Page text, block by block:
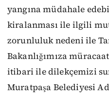
yangına müdahale
kiralanması ile ilgili
zorunluluk nedeni ile
Bakanlığımıza
itibari ile dilekçemizi
Muratpaşa Belediyesi